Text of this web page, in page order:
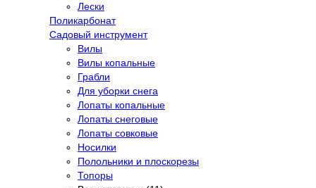
Лески
Поликарбонат
Садовый инструмент
Вилы
Вилы копальные
Грабли
Для уборки снега
Лопаты копальные
Лопаты снеговые
Лопаты совковые
Носилки
Полольники и плоскорезы
Топоры